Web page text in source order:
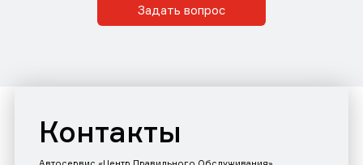
Задать вопрос
Контакты